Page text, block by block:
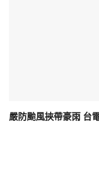
嚴防颱風挾帶豪雨 台